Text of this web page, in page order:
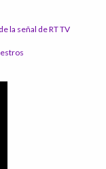
la señal de RT TV